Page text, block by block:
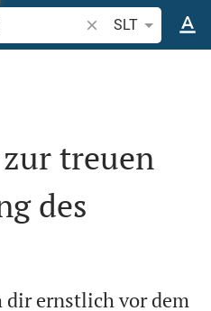
Bibelstelle oder
SLT
treuen
des
dir ernstlich vor dem